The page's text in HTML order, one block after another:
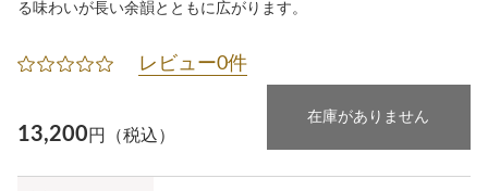
る味わいが長い余韻とともに広がります。
レビュー0件
13,200円（税込）
在庫がありません